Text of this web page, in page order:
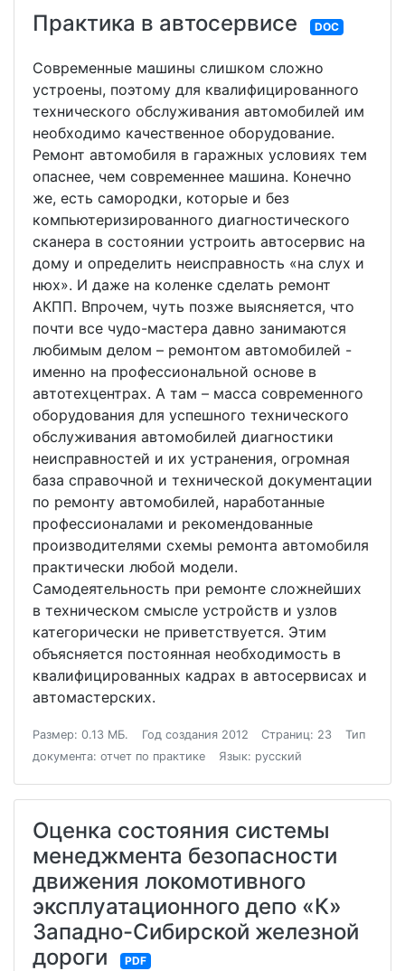
Практика в автосервисе DOC
Современные машины слишком сложно
устроены, поэтому для квалифицированного
технического обслуживания автомобилей им
необходимо качественное оборудование.
Ремонт автомобиля в гаражных условиях тем
опаснее, чем современнее машина. Конечно
же, есть самородки, которые и без
компьютеризированного диагностического
сканера в состоянии устроить автосервис на
дому и определить неисправность «на слух и
нюх». И даже на коленке сделать ремонт
АКПП. Впрочем, чуть позже выясняется, что
почти все чудо-мастера давно занимаются
любимым делом – ремонтом автомобилей -
именно на профессиональной основе в
автотехцентрах. А там – масса современного
оборудования для успешного технического
обслуживания автомобилей диагностики
неисправностей и их устранения, огромная
база справочной и технической документации
по ремонту автомобилей, наработанные
профессионалами и рекомендованные
производителями схемы ремонта автомобиля
практически любой модели.
Самодеятельность при ремонте сложнейших
в техническом смысле устройств и узлов
категорически не приветствуется. Этим
объясняется постоянная необходимость в
квалифицированных кадрах в автосервисах и
автомастерских.
Размер: 0.13 МБ. Год создания 2012 Страниц: 23
Тип
документа: отчет по практике
Язык: русский
Оценка состояния системы
менеджмента безопасности
движения локомотивного
эксплуатационного депо «К»
Западно-Сибирской железной
дороги
PDF